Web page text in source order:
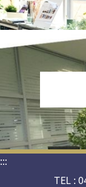
:::
TEL :